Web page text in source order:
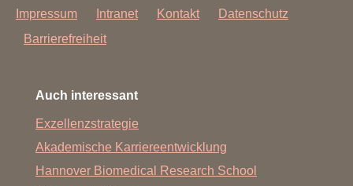
Impressum Intranet Kontakt
Datenschutz
Barrierefreiheit
Auch interessant
Exzellenzstrategie
Akademische Karriereentwicklung
Hannover Biomedical Research School